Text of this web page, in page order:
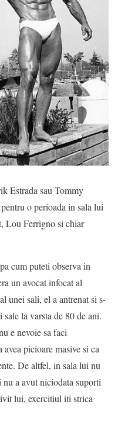
Estrada sau Tommy
o perioada in sala lui
Lou Ferrigno si chiar
cum puteti observa in
un avocat infocat al
unei sali, el a antrenat si s-
la varsta de 80 de ani.
e nevoie sa faci
avea picioare masive si ca
De altfel, in sala lui nu
nu a avut niciodata suporti
lui, exercitiul iti strica